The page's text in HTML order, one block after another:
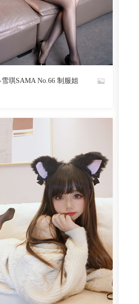
雪琪SAMA No.66 制服姐